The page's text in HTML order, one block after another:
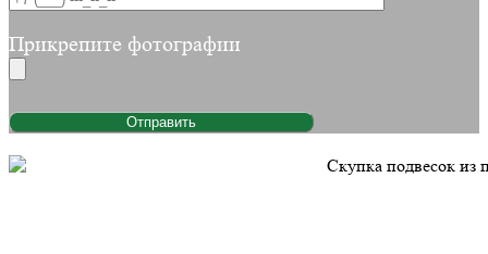
Прикрепите фотографии